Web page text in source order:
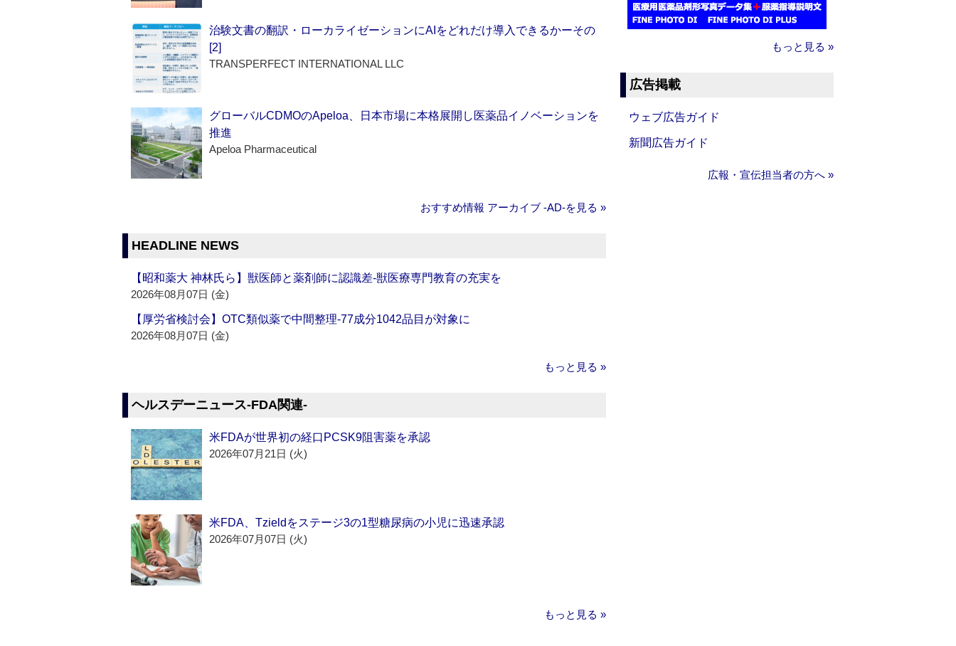
治験文書の翻訳・ローカライゼーションにAIをどれだけ導入できるかーその
[2]
TRANSPERFECT INTERNATIONAL LLC
グローバルCDMOのApeloa、日本市場に本格展開し医薬品イノベーションを
推進
Apeloa Pharmaceutical
おすすめ情報 アーカイブ ‐AD‐を見る »
HEADLINE NEWS
【昭和薬大 神林氏ら】獣医師と薬剤師に認識差‐獣医療専門教育の充実を
2026年08月07日 (金)
【厚労省検討会】OTC類似薬で中間整理‐77成分1042品目が対象に
2026年08月07日 (金)
もっと見る »
ヘルスデーニュース‐FDA関連‐
米FDAが世界初の経口PCSK9阻害薬を承認
2026年07月21日 (火)
米FDA、Tzieldをステージ3の1型糖尿病の小児に迅速承認
2026年07月07日 (火)
もっと見る »
もっと見る »
広告掲載
ウェブ広告ガイド
新聞広告ガイド
広報・宣伝担当者の方へ »